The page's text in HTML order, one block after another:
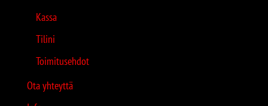
Kassa
Tilini
Toimitusehdot
Ota yhteyttä